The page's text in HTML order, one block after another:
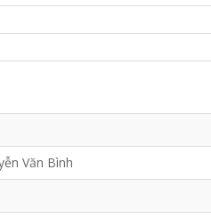
Văn Bình